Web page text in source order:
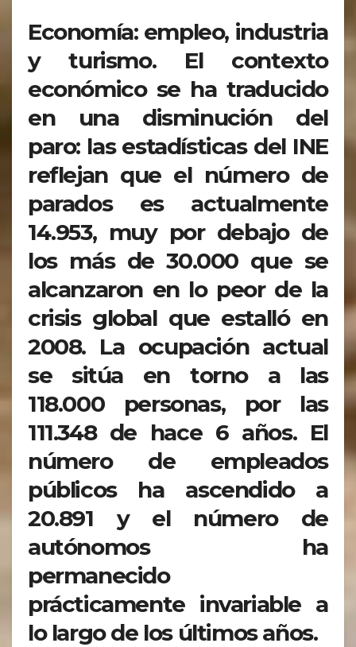
Economía: empleo, industria
y turismo. El contexto
económico se ha traducido
en una disminución del
paro: las estadísticas del INE
reflejan que el número de
parados es actualmente
14.953, muy por debajo de
los más de 30.000 que se
alcanzaron en lo peor de la
crisis global que estalló en
2008. La ocupación actual
se sitúa en torno a las
118.000 personas, por las
111.348 de hace 6 años. El
número de empleados
públicos ha ascendido a
20.891 y el número de
autónomos ha
permanecido
prácticamente invariable a
lo largo de los últimos años.